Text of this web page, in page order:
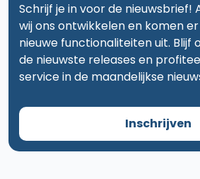
Schrijf je in voor de nieuwsbrief!
wij ons ontwikkelen en komen
nieuwe functionaliteiten uit. Blijf
de nieuwste releases en
service in de maandelijkse
Inschrijven